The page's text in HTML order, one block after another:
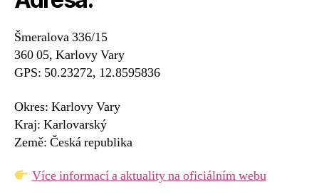
Šmeralova 336/15
360 05, Karlovy Vary
GPS: 50.23272, 12.8595836
Okres: Karlovy Vary
Kraj: Karlovarský
Země: Česká republika
Více informací a aktuality na oficiálním webu